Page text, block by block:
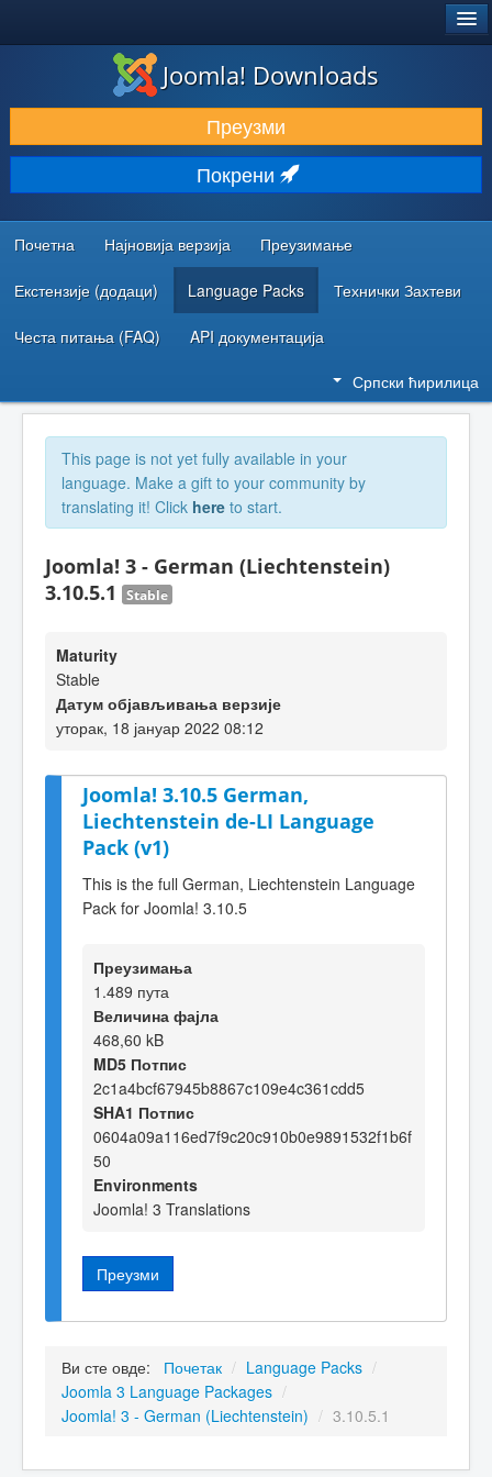
ПРЕУЗИМАЊЕ И ПРОШИРЕЊА (ЕКСТЕНЗИЈЕ)
ОТКРИЈТЕ И НАУЧИТЕ
ЗАЈЕДНИЦА И ПОДРШКА
РЕСУРСИ ЗА РАЗВОЈ
Joomla! Downloads
Преузми
Покрени
Почетна Најновија верзија Преузимање
Екстензије (додаци) Language Packs Технички Захтеви
Честа питања (FAQ) API документација
Српски ћирилица
This page is not yet fully available in your
language. Make a gift to your community by
translating it! Click here to start.
Joomla! 3 - German (Liechtenstein)
3.10.5.1
Stable
Maturity
Stable
Датум објављивања верзије
уторак, 18 јануар 2022 08:12
Joomla! 3.10.5 German,
Liechtenstein de-LI Language
Pack (v1)
This is the full German, Liechtenstein Language
Pack for Joomla! 3.10.5
Преузимања
1.489 пута
Величина фајла
468,60 kB
MD5 Потпис
2c1a4bcf67945b8867c109e4c361cdd5
SHA1 Потпис
0604a09a116ed7f9c20c910b0e9891532f1b6f
50
Environments
Joomla! 3 Translations
Преузми
Ви сте овде: Почетак / Language Packs /
Joomla 3 Language Packages /
Joomla! 3 - German (Liechtenstein) / 3.10.5.1